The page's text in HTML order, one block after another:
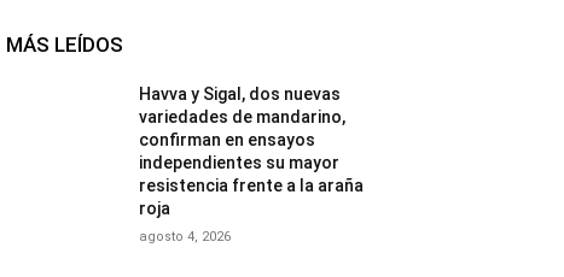
MÁS LEÍDOS
Havva y Sigal, dos nuevas
variedades de mandarino,
confirman en ensayos
independientes su mayor
resistencia frente a la araña
roja
agosto 4, 2026